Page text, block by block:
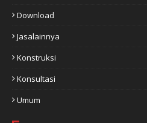
Download
Jasalainnya
Konstruksi
Konsultasi
Umum